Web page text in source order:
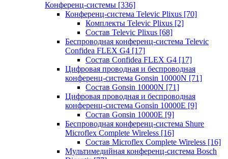
Конференц-системы [336]
Конференц-система Televic Plixus [70]
Комплекты Televic Plixus [2]
Состав Televic Plixus [68]
Беспроводная конференц-система Televic
Confidea FLEX G4 [17]
Состав Confidea FLEX G4 [17]
Цифровая проводная и беспроводная
конференц-система Gonsin 10000N [71]
Состав Gonsin 10000N [71]
Цифровая проводная и беспроводная
конференц-система Gonsin 10000E [9]
Состав Gonsin 10000E [9]
Беспроводная конференц-система Shure
Microflex Complete Wireless [16]
Состав Microflex Complete Wireless [16]
Мультимедийная конференц-система Bosch